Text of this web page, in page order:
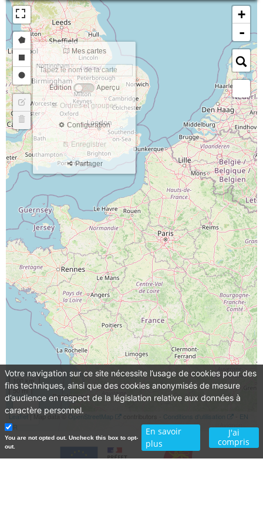
+
-
100 km
50 mi
Leaflet| Map data ©OpenStreetMap Conditions d'utilisation
EN
FR
Mes cartes
Édition Aperçu
Ordres et groupes
Configuration
Enregistrer
Partager
Votre navigation sur ce site nécessite l’usage de cookies pour des
fins techniques, ainsi que des cookies anonymisés de mesure
d’audience en respect de la législation relative aux données à
caractère personnel.
You are not opted out. Uncheck this box to opt-
out.
En savoir
plus
J'ai
compris